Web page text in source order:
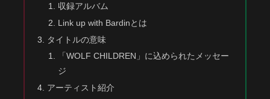
収録アルバム
Link up with Bardinとは
タイトルの意味
「WOLF CHILDREN」に込められたメッセー
ジ
アーティスト紹介